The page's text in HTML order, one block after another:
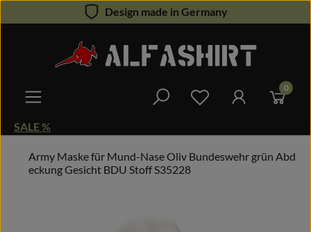
Zum Hauptinhalt springenDesign made in Germany
Du hast 0 0
SALE %
Army Maske für Mund-Nase Oliv Bundeswehr grün Abd
eckung Gesicht BDU Stoff S35228